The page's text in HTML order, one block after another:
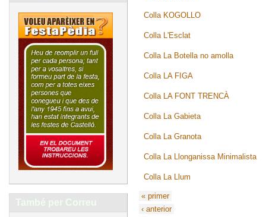
També per Correu
Colla KOGOLLO
Colla L'Esclat
Colla La Botella no amolla
Colla LA FIGA
Colla LA FONT TRENCÀ
Colla La Gabieta
Colla La Granota
Colla La Llonganissa Minimalista
Colla La Llum
« primer
‹ anterior